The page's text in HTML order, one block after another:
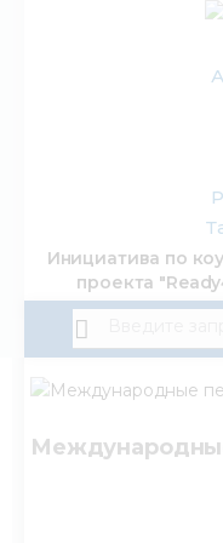
Инициатива по
проекта
Деятельность
Проекты